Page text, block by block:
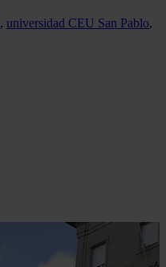
, universidad CEU San Pablo,